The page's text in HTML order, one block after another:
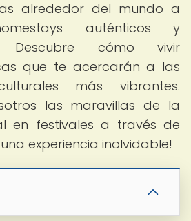
alrededor del mundo a
auténticos y
Descubre cómo vivir
que te acercarán a las
más vibrantes.
las maravillas de la
en festivales a través de
experiencia inolvidable!